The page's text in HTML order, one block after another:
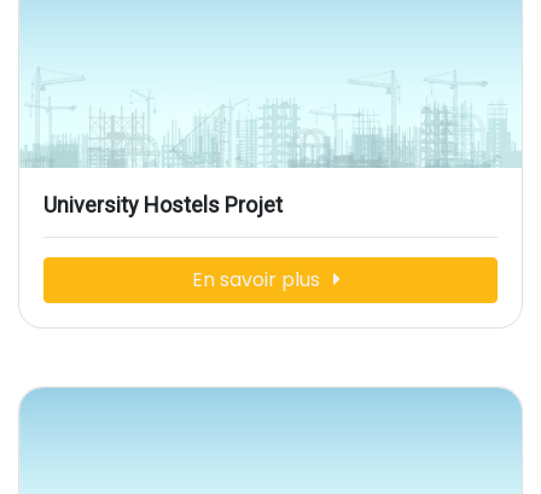
University Hostels Projet
En savoir plus